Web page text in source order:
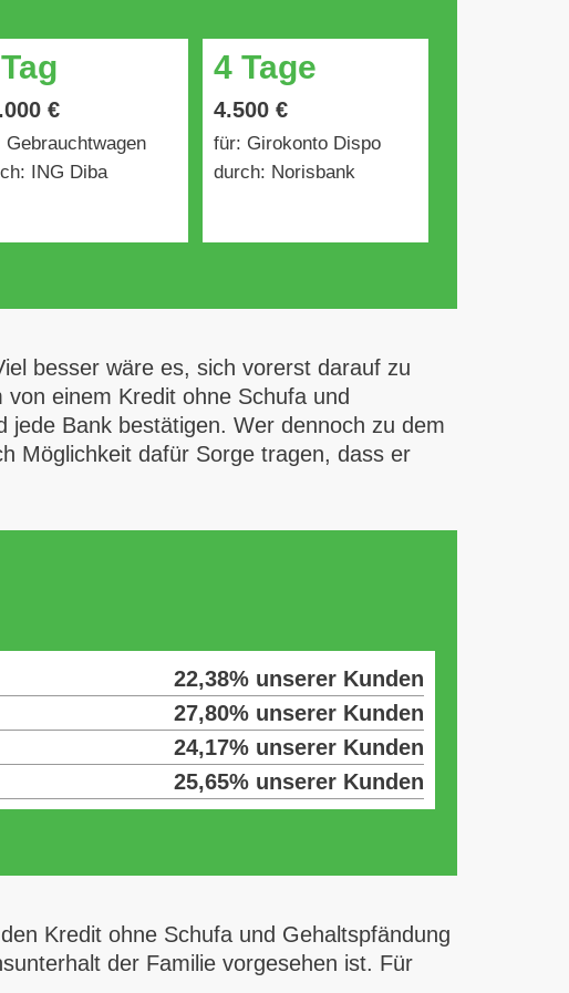
€
Gebrauchtwagen
ING Diba
4 Tage
4.500 €
für: Girokonto Dispo
durch: Norisbank
besser wäre es, sich vorerst darauf zu
einem Kredit ohne Schufa und
jede Bank bestätigen. Wer dennoch zu dem
Möglichkeit dafür Sorge tragen, dass er
22,38% unserer Kunden
27,80% unserer Kunden
24,17% unserer Kunden
25,65% unserer Kunden
Kredit ohne Schufa und Gehaltspfändung
der Familie vorgesehen ist. Für